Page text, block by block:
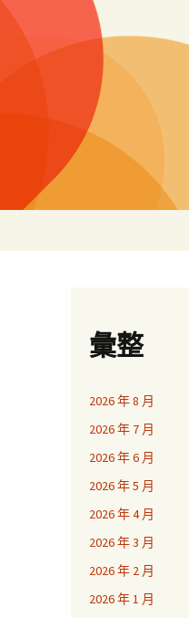
彙整
2026 年 8 月
2026 年 7 月
2026 年 6 月
2026 年 5 月
2026 年 4 月
2026 年 3 月
2026 年 2 月
2026 年 1 月